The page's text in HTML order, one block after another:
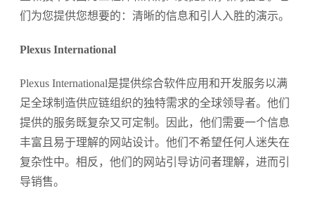
们为您提供您想要的：清晰的信息和引人入胜的演示。
Plexus International
Plexus International是提供综合软件应用和开发服务以满
足全球制造供应链组织的独特需求的全球领导者。他们
提供的服务既复杂又可定制。因此，他们需要一个信息
丰富且易于理解的网站设计。他们不希望任何人迷失在
复杂性中。相反，他们的网站引导访问者理解，进而引
导销售。